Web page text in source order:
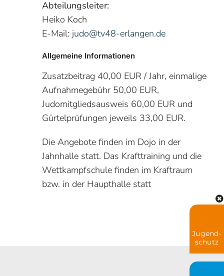
Abteilungsleiter:
Heiko Koch
E-Mail: judo@tv48-erlangen.de
Allgemeine Informationen
Zusatzbeitrag 40,00 EUR / Jahr, einmalige
Aufnahmegebühr 50,00 EUR,
Judomitgliedsausweis 60,00 EUR und
Gürtelprüfungen jeweils 33,00 EUR.
Die Angebote finden im Dojo in der
Jahnhalle statt. Das Krafttraining und die
Wettkampfschule finden im Kraftraum
bzw. in der Haupthalle statt
Jugend-
schutz